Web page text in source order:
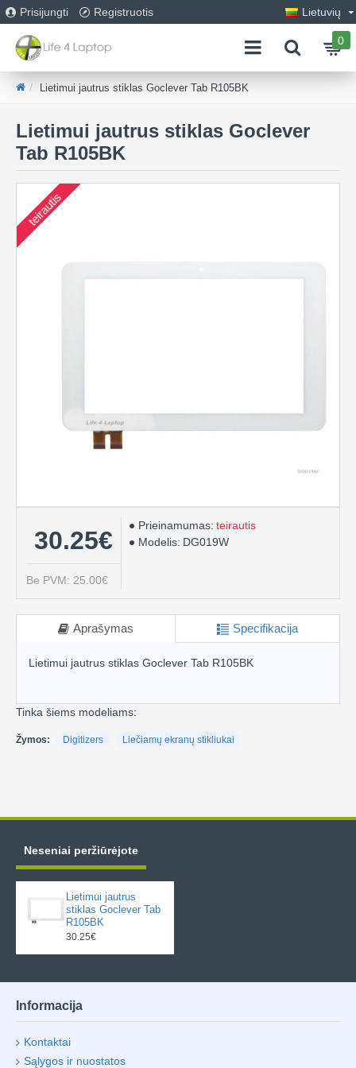
Prisijungti Registruotis Lietuvių
0
Lietimui jautrus stiklas Goclever Tab R105BK
Lietimui jautrus stiklas Goclever
Tab R105BK
teirautis
30.25€
Be PVM: 25.00€
Prieinamumas: teirautis
Modelis: DG019W
Aprašymas Specifikacija
Lietimui jautrus stiklas Goclever Tab R105BK
Tinka šiems modeliams:
Žymos: Digitizers Liečiamų ekranų stikliukai
Neseniai peržiūrėjote
Lietimui jautrus
stiklas Goclever Tab
R105BK
30.25€
Informacija
Kontaktai
Sąlygos ir nuostatos